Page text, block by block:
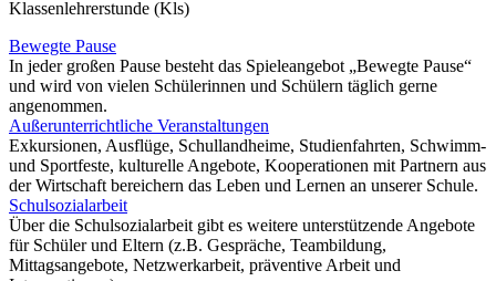
Klassenlehrerstunde (Kls)
Bewegte Pause
In jeder großen Pause besteht das Spieleangebot „Bewegte Pause“
und wird von vielen Schülerinnen und Schülern täglich gerne
angenommen.
Außerunterrichtliche Veranstaltungen
Exkursionen, Ausflüge, Schullandheime, Studienfahrten, Schwimm-
und Sportfeste, kulturelle Angebote, Kooperationen mit Partnern aus
der Wirtschaft bereichern das Leben und Lernen an unserer Schule.
Schulsozialarbeit
Über die Schulsozialarbeit gibt es weitere unterstützende Angebote
für Schüler und Eltern (z.B. Gespräche, Teambildung,
Mittagsangebote, Netzwerkarbeit, präventive Arbeit und